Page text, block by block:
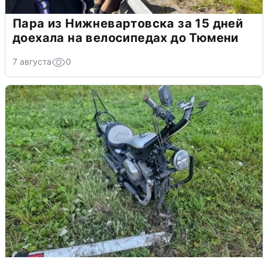
Пара из Нижневартовска за 15 дней
доехала на велосипедах до Тюмени
7 августа 0